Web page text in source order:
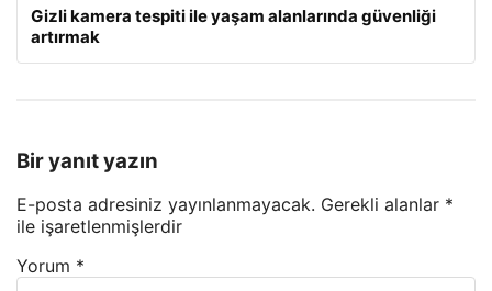
Gizli kamera tespiti ile yaşam alanlarında güvenliği
artırmak
Bir yanıt yazın
E-posta adresiniz yayınlanmayacak. Gerekli alanlar *
ile işaretlenmişlerdir
Yorum *